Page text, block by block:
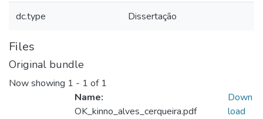
dc.type Dissertação
Files
Original bundle
Now showing 1 - 1 of 1
Name:
OK_kinno_alves_cerqueira.pdf
Down
load